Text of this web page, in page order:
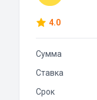
4.0
Сумма
Ставка
Срок